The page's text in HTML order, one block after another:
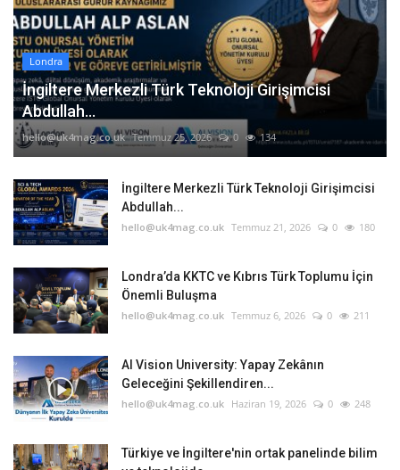
Londra
İngiltere Merkezli Türk Teknoloji Girişimcisi
Abdullah...
hello@uk4mag.co.uk Temmuz 25, 2026 0 134
İngiltere Merkezli Türk Teknoloji Girişimcisi
Abdullah...
hello@uk4mag.co.uk Temmuz 21, 2026 0 180
Londra’da KKTC ve Kıbrıs Türk Toplumu İçin
Önemli Buluşma
hello@uk4mag.co.uk Temmuz 6, 2026 0 211
AI Vision University: Yapay Zekânın
Geleceğini Şekillendiren...
hello@uk4mag.co.uk Haziran 19, 2026 0 248
Türkiye ve İngiltere'nin ortak panelinde bilim